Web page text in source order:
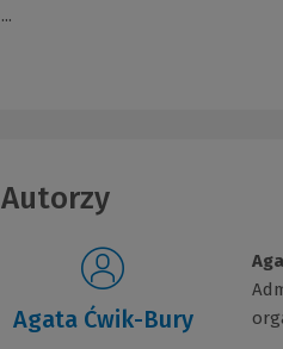
...
Autorzy
Agata Ćwik-Bury